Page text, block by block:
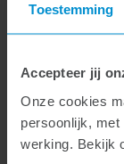
Toestemming
Accepteer jij
Onze cookies
persoonlijk, met
werking. Bekijk
providers.
Nederland
de
XGS-PON